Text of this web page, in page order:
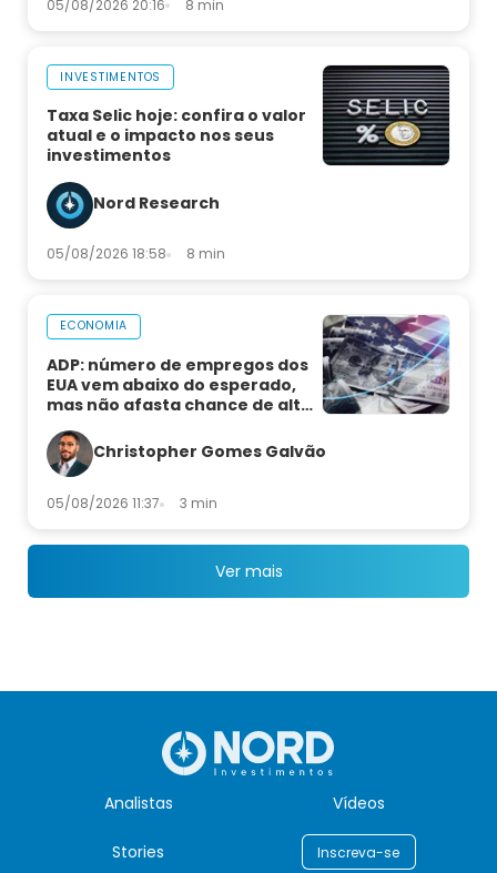
05/08/2026 20:16 8 min
INVESTIMENTOS
Taxa Selic hoje: confira o valor
atual e o impacto nos seus
investimentos
Nord Research
05/08/2026 18:58 8 min
ECONOMIA
ADP: número de empregos dos
EUA vem abaixo do esperado,
mas não afasta chance de alta
Christopher Gomes Galvão
05/08/2026 11:37 3 min
Ver mais
Analistas Vídeos
Stories Inscreva-se